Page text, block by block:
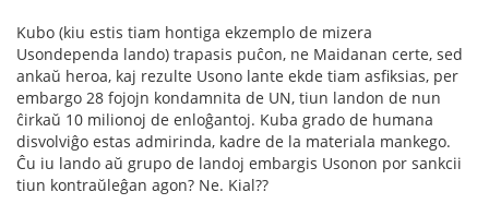
Kubo (kiu estis tiam hontiga ekzemplo de mizera
Usondependa lando) trapasis puĉon, ne Maidanan certe, sed
ankaŭ heroa, kaj rezulte Usono lante ekde tiam asfiksias, per
embargo 28 fojojn kondamnita de UN, tiun landon de nun
ĉirkaŭ 10 milionoj de enloĝantoj. Kuba grado de humana
disvolviĝo estas admirinda, kadre de la materiala mankego.
Ĉu iu lando aŭ grupo de landoj embargis Usonon por sankcii
tiun kontraŭleĝan agon? Ne. Kial??